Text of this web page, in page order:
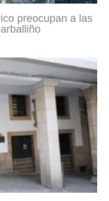
preocupan a las